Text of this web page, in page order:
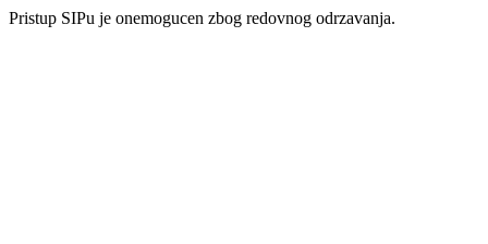
Pristup SIPu je onemogucen zbog redovnog odrzavanja.